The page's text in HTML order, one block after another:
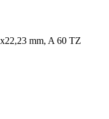
mm, A 60 TZ